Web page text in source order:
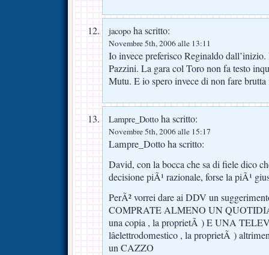
jacopo ha scritto:
Novembre 5th, 2006 alle 13:11
Io invece preferisco Reginaldo
Pazzini. La gara col Toro non fa testo
Mutu. E io spero invece di non fare
Lampre_Dotto ha scritto:
Novembre 5th, 2006 alle 15:17
Lampre_Dotto ha scritto:
David, con la bocca che sa di fiele dico
decisione piÃ¹ razionale, forse la piÃ¹
PerÃ² vorrei dare ai DDV un
COMPRATE ALMENO UN
una copia , la proprietÃ ) E UNA
lâelettrodomestico , la proprietÃ )
un CAZZO